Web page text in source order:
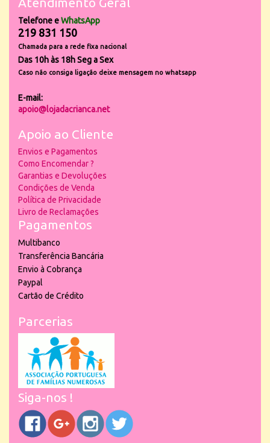
Telefone eWhatsApp
219 831 150
Chamada para a rede fixa nacional
Das 10h às 18h Seg a Sex
Caso não consiga ligação deixe mensagem no whatsapp
E-mail:
apoio@lojadacrianca.net
Apoio ao Cliente
Envios e Pagamentos
Como Encomendar ?
Garantias e Devoluções
Condições de Venda
Política de Privacidade
Livro de Reclamações
Pagamentos
Multibanco
Transferência Bancária
Envio à Cobrança
Paypal
Cartão de Crédito
Parcerias
Siga-nos !